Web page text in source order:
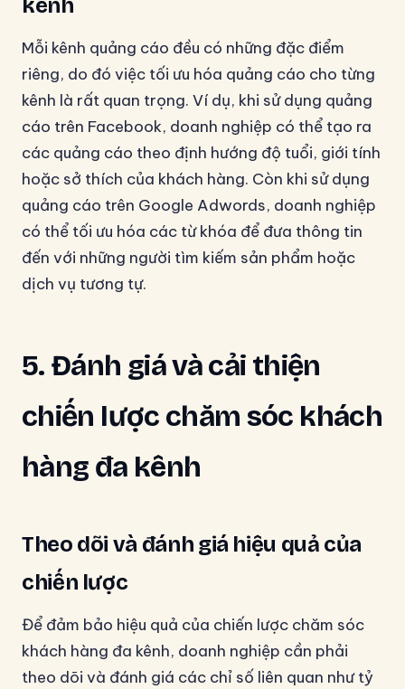
kênh
Mỗi kênh quảng cáo đều có những đặc điểm
riêng, do đó việc tối ưu hóa quảng cáo cho từng
kênh là rất quan trọng. Ví dụ, khi sử dụng quảng
cáo trên Facebook, doanh nghiệp có thể tạo ra
các quảng cáo theo định hướng độ tuổi, giới tính
hoặc sở thích của khách hàng. Còn khi sử dụng
quảng cáo trên Google Adwords, doanh nghiệp
có thể tối ưu hóa các từ khóa để đưa thông tin
đến với những người tìm kiếm sản phẩm hoặc
dịch vụ tương tự.
5. Đánh giá và cải thiện
chiến lược chăm sóc khách
hàng đa kênh
Theo dõi và đánh giá hiệu quả của
chiến lược
Để đảm bảo hiệu quả của chiến lược chăm sóc
khách hàng đa kênh, doanh nghiệp cần phải
theo dõi và đánh giá các chỉ số liên quan như tỷ